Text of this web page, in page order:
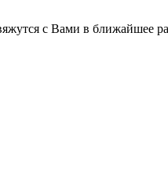
с Вами в ближайшее